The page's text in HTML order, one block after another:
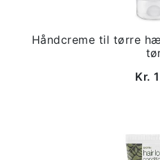
Håndcreme til tørre
Kr.